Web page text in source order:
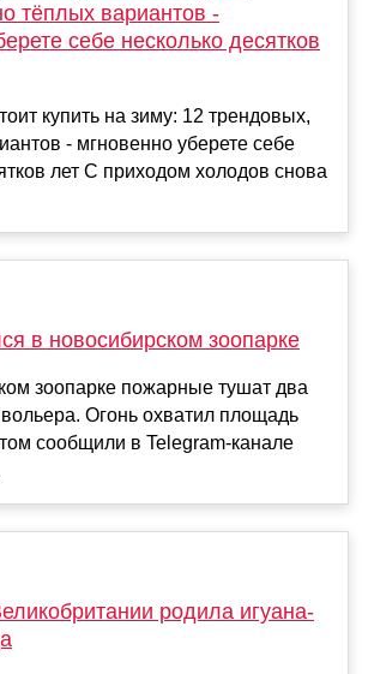
тёплых вариантов -
себе несколько десятков
купить на зиму: 12 трендовых,
- мгновенно уберете себе
лет С приходом холодов снова
в новосибирском зоопарке
зоопарке пожарные тушат два
Огонь охватил площадь
сообщили в Telegram-канале
родила игуана-